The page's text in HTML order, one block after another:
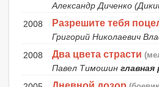
Александр Диченко
2008
Разрешите тебя
Григорий Николаевич
2008
Два цвета страсти
Павел Тимошин главная